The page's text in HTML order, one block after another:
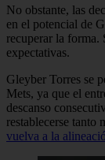
No obstante, las
en el potencial de
recuperar la forma.
expectativas.
Gleyber Torres se
Mets, ya que el
descanso
restablecerse tanto
vuelva a la